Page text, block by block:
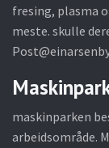
fresing, plasma
meste. skulle
maskinparken
arbeidsområde.